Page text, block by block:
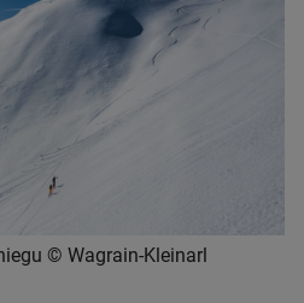
© Wagrain-Kleinarl